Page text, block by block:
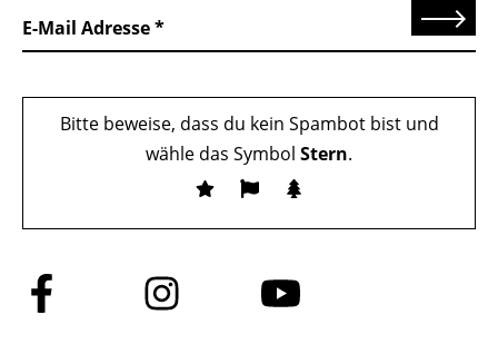
E-Mail Adresse Senden
Bitte beweise, dass du kein Spambot bist und
wähle das Symbol Stern.
Folge
uns
Folge
uns
Folge